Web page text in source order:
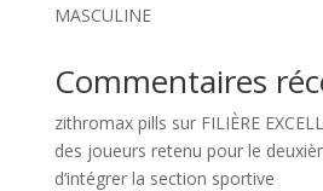
MASCULINE
Commentaires
zithromax pills sur FILIÈRE
des joueurs retenu pour le
d’intégrer la section sportive